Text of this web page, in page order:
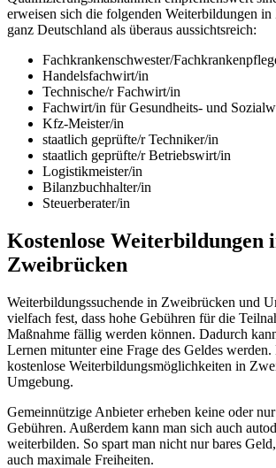
erweisen sich die folgenden Weiterbildungen
ganz Deutschland als überaus aussichtsreich:
Fachkrankenschwester/
Handelsfachwirt/in
Technische/r Fachwirt/in
Fachwirt/in für Gesundheits- und
Kfz-Meister/in
staatlich geprüfte/r Techniker/in
staatlich geprüfte/r Betriebswirt/in
Logistikmeister/in
Bilanzbuchhalter/in
Steuerberater/in
Kostenlose Weiterbildungen
Zweibrücken
Weiterbildungssuchende in Zweibrücken und
vielfach fest, dass hohe Gebühren für die
Maßnahme fällig werden können. Dadurch
Lernen mitunter eine Frage des Geldes werden.
kostenlose Weiterbildungsmöglichkeiten in
Umgebung.
Gemeinnützige Anbieter erheben keine oder
Gebühren. Außerdem kann man sich auch
weiterbilden. So spart man nicht nur bares
auch maximale Freiheiten.